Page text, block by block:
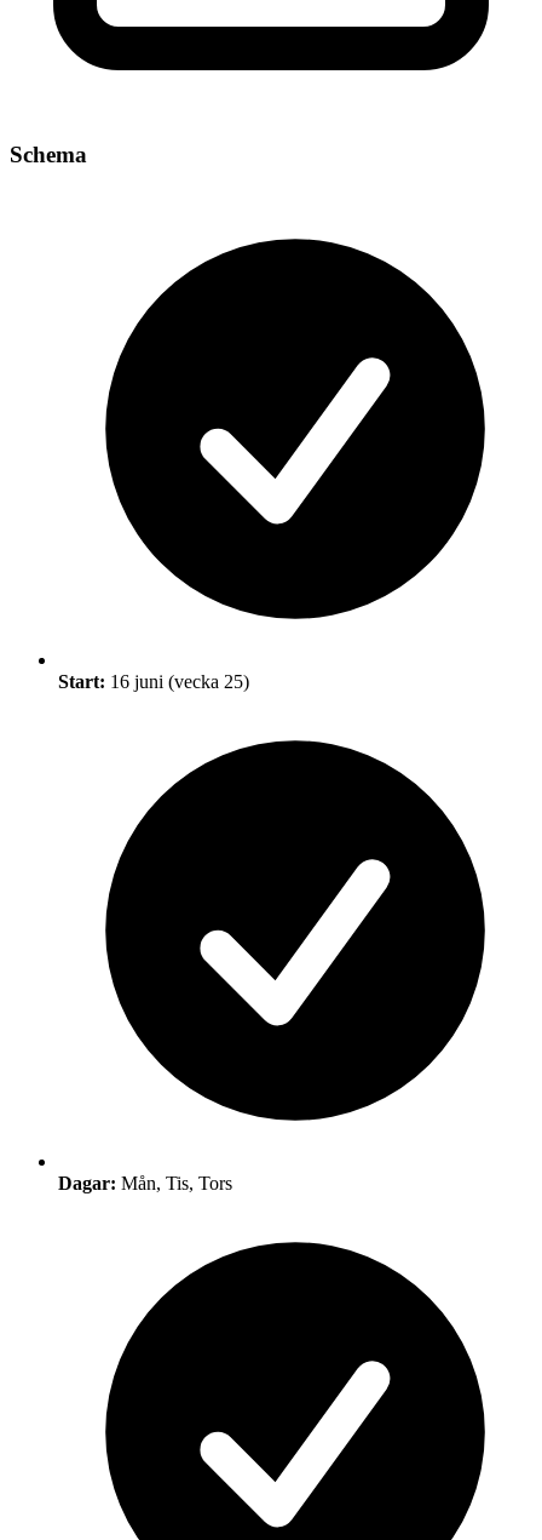
Schema
Start: 16 juni (vecka 25)
Dagar: Mån, Tis, Tors